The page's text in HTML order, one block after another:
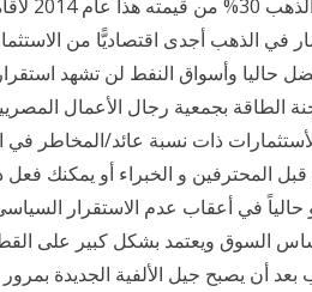
لكن على
في الذهب أجدى اقتصاديًّا من
حاليا وأسواق النفط لن تشهد استقرار
الطاقة بجمعية رجال الأعمال
ذات نسبة عائد/المخاطر في
في أعقاب عدم الاستقرار
السوق ويعتمد بشكل كبير على
أن يصبح جيل الألفية الجديدة